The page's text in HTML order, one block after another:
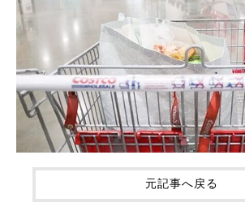
元記事へ戻る